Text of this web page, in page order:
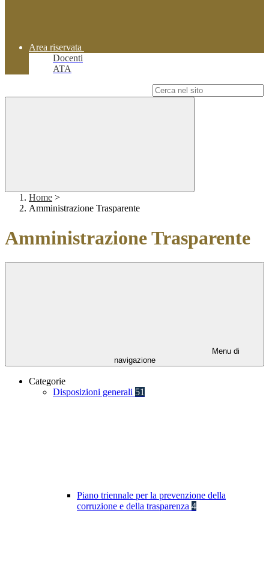
Area riservata
Docenti
ATA
Home >
Amministrazione Trasparente
Amministrazione Trasparente
Menu di
navigazione
Categorie
Disposizioni generali 51
Piano triennale per la prevenzione della
corruzione e della trasparenza 4